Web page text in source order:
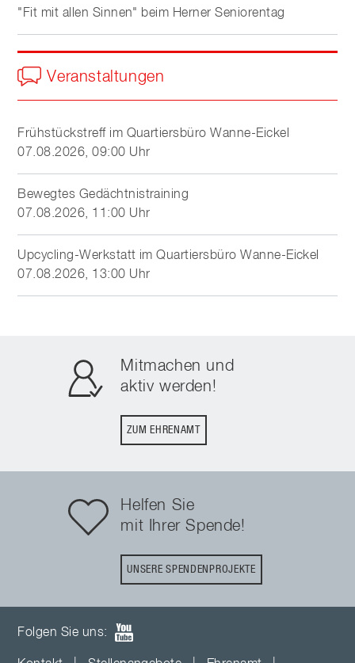
"Fit mit allen Sinnen" beim Herner Seniorentag
Veranstaltungen
Frühstückstreff im Quartiersbüro Wanne-Eickel
07.08.2026, 09:00 Uhr
Bewegtes Gedächtnistraining
07.08.2026, 11:00 Uhr
Upcycling-Werkstatt im Quartiersbüro Wanne-Eickel
07.08.2026, 13:00 Uhr
Mitmachen und
aktiv werden!
ZUM EHRENAMT
Helfen Sie
mit Ihrer Spende!
UNSERE SPENDENPROJEKTE
Folgen Sie uns: